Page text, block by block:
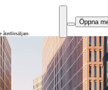
Öppna
återförsäljare.